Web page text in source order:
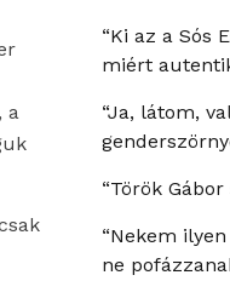
a
“Ki az a Sós
miért
“Ja, látom,
“Török
“Nekem
ne